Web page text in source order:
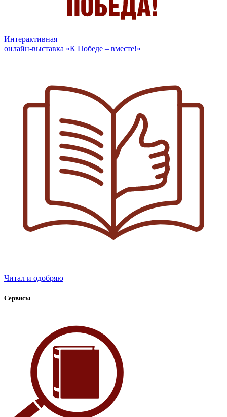
Интерактивная
онлайн-выставка «К Победе – вместе!»
Читал и одобряю
Сервисы